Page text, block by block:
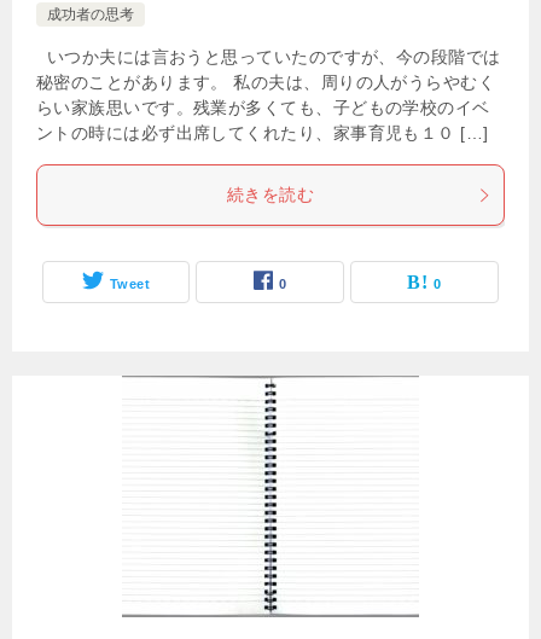
成功者の思考
いつか夫には言おうと思っていたのですが、今の段階では
秘密のことがあります。 私の夫は、周りの人がうらやむく
らい家族思いです。残業が多くても、子どもの学校のイベ
ントの時には必ず出席してくれたり、家事育児も１０ […]
続きを読む
Tweet 0 0